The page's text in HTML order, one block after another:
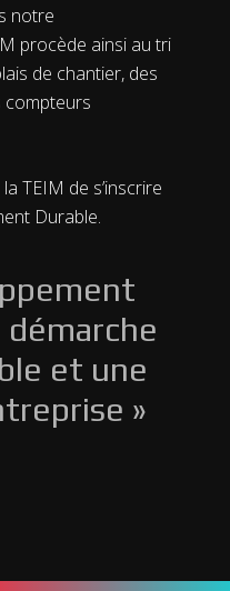
notre
procède ainsi au tri
de chantier, des
compteurs
TEIM de s’inscrire
Durable.
démarche
et une
»